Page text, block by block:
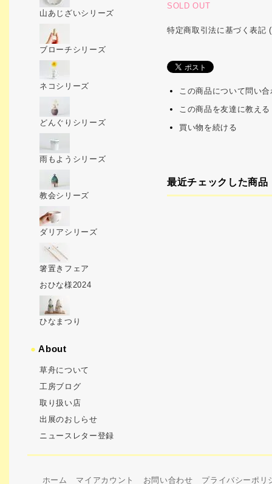
SOLD OUT
特定商取引法に基づく表記
この商品について問い
この商品を友達に教える
買い物を続ける
最近チェックした商品
山あじざいシリーズ
ブローチシリーズ
ネコシリーズ
どんぐりシリーズ
雨もようシリーズ
教会シリーズ
ダリアシリーズ
箸置きフェア
おひな様2024
ひなまつり
●About
草舟について
工房ブログ
取り扱い店
出展のおしらせ
ニュースレター登録
ホーム マイアカウント お問い合わせ プライバシーポリ